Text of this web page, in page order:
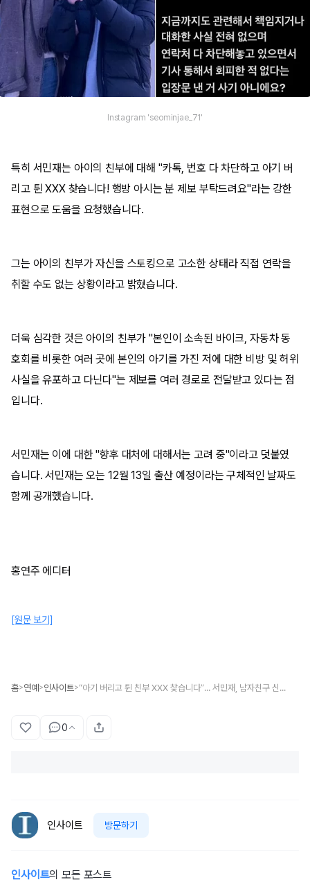
Instagram 'seominjae_71'
특히 서민재는 아이의 친부에 대해 "카톡, 번호 다 차단하고 아기 버
리고 튄 XXX 찾습니다! 행방 아시는 분 제보 부탁드려요"라는 강한
표현으로 도움을 요청했습니다.
그는 아이의 친부가 자신을 스토킹으로 고소한 상태라 직접 연락을
취할 수도 없는 상황이라고 밝혔습니다.
더욱 심각한 것은 아이의 친부가 "본인이 소속된 바이크, 자동차 동
호회를 비롯한 여러 곳에 본인의 아기를 가진 저에 대한 비방 및 허위
사실을 유포하고 다닌다"는 제보를 여러 경로로 전달받고 있다는 점
입니다.
서민재는 이에 대한 "향후 대처에 대해서는 고려 중"이라고 덧붙였
습니다. 서민재는 오는 12월 13일 출산 예정이라는 구체적인 날짜도
함께 공개했습니다.
홍연주 에디터
[원문 보기]
홈>연예>인사이트> “아기 버리고 튄 친부 XXX 찾습니다”... 서민재, 남자친구 신상 공개
0
인사이트 방문하기
인사이트의 모든 포스트